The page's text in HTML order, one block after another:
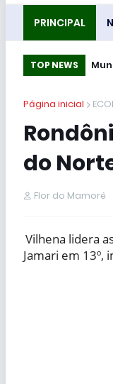
PRINCIPAL
TOP NEWS
Página inicial
do
Flor do Mamoré
Vilhena lidera
Jamari em 13º,